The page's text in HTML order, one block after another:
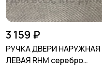
3 159 ₽
РУЧКА ДВЕРИ НАРУЖНАЯ
ЛЕВАЯ RHM серебро